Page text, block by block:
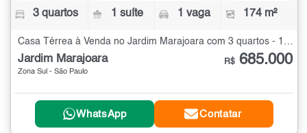
3 quartos 1 suíte 1 vaga 174 m²
Casa Térrea à Venda no Jardim Marajoara com 3 quartos - 174 m²
Jardim Marajoara
Zona Sul - São Paulo
R$ 685.000
WhatsApp Contatar